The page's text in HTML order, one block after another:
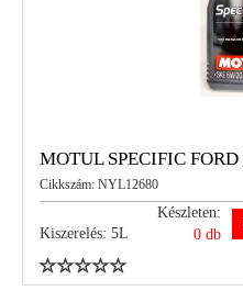
MOTUL SPECIFIC
Cikkszám: NYL12680
Kiszerelés: 5L
Készleten:
0 db